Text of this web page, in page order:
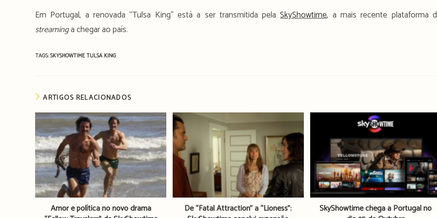
Em Portugal, a renovada “Tulsa King” está a ser transmitida pelaSkyShowtime, a mais recente plataforma
streaminga chegar ao país.
TAGS:SKYSHOWTIMETULSA KING
ARTIGOS RELACIONADOS
Amor e política no novo drama
De “Fatal Attraction” a “Lioness”:
SkyShowtime chega a Portugal no